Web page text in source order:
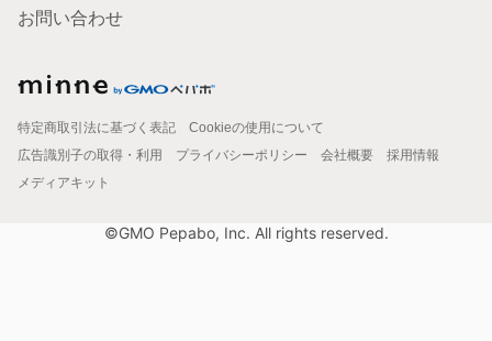
お問い合わせ
特定商取引法に基づく表記
Cookieの使用について
広告識別子の取得・利用
プライバシーポリシー 会社概要
採用情報
メディアキット
©GMO Pepabo, Inc. All rights reserved.